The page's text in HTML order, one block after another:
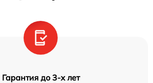
Гарантия до 3-х лет